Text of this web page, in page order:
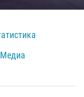
Медиа